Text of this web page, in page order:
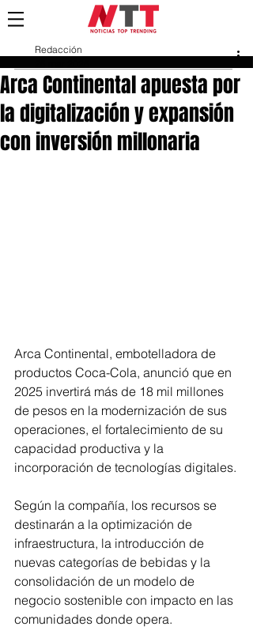
Arca Continental apuesta por
la digitalización y expansión
con inversión millonaria
Redacción
Arca Continental, embotelladora de
productos Coca-Cola, anunció que en
2025 invertirá más de 18 mil millones
de pesos en la modernización de sus
operaciones, el fortalecimiento de su
capacidad productiva y la
incorporación de tecnologías digitales.
Según la compañía, los recursos se
destinarán a la optimización de
infraestructura, la introducción de
nuevas categorías de bebidas y la
consolidación de un modelo de
negocio sostenible con impacto en las
comunidades donde opera.